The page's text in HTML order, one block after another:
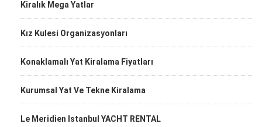
Kiralık Mega Yatlar
Kız Kulesi Organizasyonları
Konaklamalı Yat Kiralama Fiyatları
Kurumsal Yat Ve Tekne Kiralama
Le Meridien Istanbul YACHT RENTAL